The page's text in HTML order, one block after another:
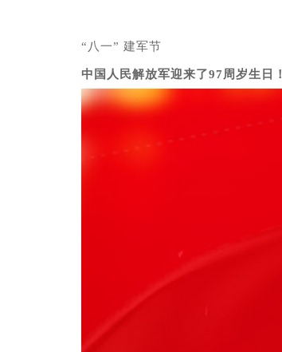
“八一” 建军节
中国人民解放军迎来了97周岁生日！